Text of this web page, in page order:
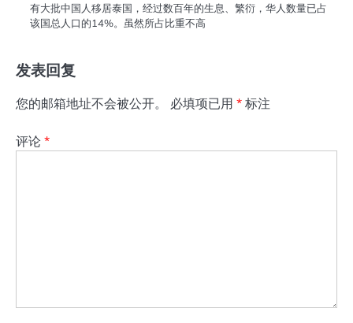
有大批中国人移居泰国，经过数百年的生息、繁衍，华人数量已占
该国总人口的14%。虽然所占比重不高
发表回复
您的邮箱地址不会被公开。 必填项已用 * 标注
评论 *